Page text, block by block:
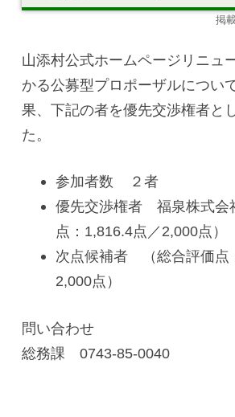
掲
山添村公式ホームページリニュ
かる公募型プロポーザルについ
果、下記の者を優先交渉権者と
た。
参加者数 ２者
優先交渉権者 福泉株式
点：1,816.4点／2,000点）
次点候補者 （総合評価点
2,000点）
問い合わせ
総務課 0743-85-0040